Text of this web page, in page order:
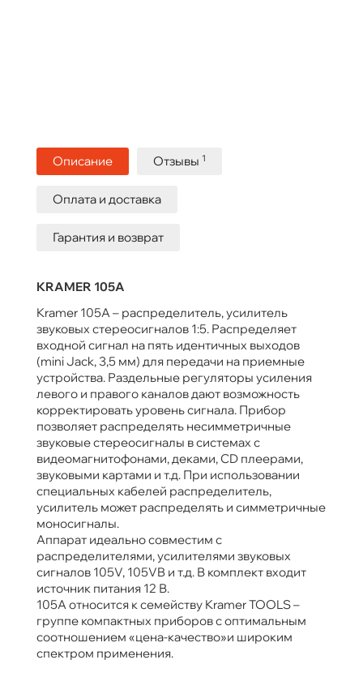
Описание Отзывы 1
Оплата и доставка
Гарантия и возврат
KRAMER 105A
Kramer 105A – распределитель, усилитель
звуковых стереосигналов 1:5. Распределяет
входной сигнал на пять идентичных выходов
(mini Jack, 3,5 мм) для передачи на приемные
устройства. Раздельные регуляторы усиления
левого и правого каналов дают возможность
корректировать уровень сигнала. Прибор
позволяет распределять несимметричные
звуковые стереосигналы в системах с
видеомагнитофонами, деками, CD ­плеерами,
звуковыми картами и т.д. При использовании
специальных кабелей распределитель,
усилитель может распределять и симметричные
моносигналы.
Аппарат идеально совместим с
распределителями, усилителями звуковых
сигналов 105V, 105VB и т.д. В комплект входит
источник питания 12 В.
105A относится к семейству Kramer TOOLS –
группе компактных приборов с оптимальным
соотношением «цена­-качество»и широким
спектром применения.